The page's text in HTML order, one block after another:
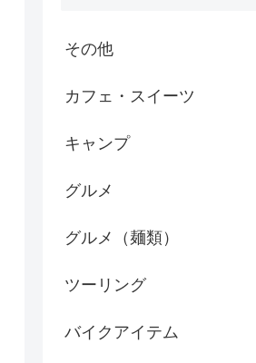
その他
カフェ・スイーツ
キャンプ
グルメ
グルメ（麺類）
ツーリング
バイクアイテム